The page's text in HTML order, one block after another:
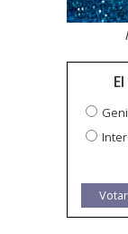
Votar